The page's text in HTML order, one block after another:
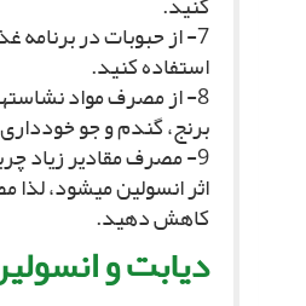
7- از حبوبات در برنامه
استفاده کنید.
8- از مصرف مواد
برنج، گندم و جو
9- مصرف مقادیر زیاد
اثر انسولین مى‏شود، لذا
کاهش دهید.
دیابت و